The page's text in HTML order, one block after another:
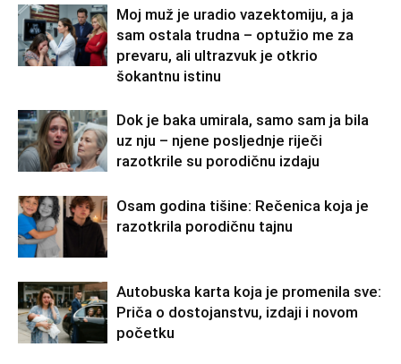
Moj muž je uradio vazektomiju, a ja
sam ostala trudna – optužio me za
prevaru, ali ultrazvuk je otkrio
šokantnu istinu
Dok je baka umirala, samo sam ja bila
uz nju – njene posljednje riječi
razotkrile su porodičnu izdaju
Osam godina tišine: Rečenica koja je
razotkrila porodičnu tajnu
Autobuska karta koja je promenila sve:
Priča o dostojanstvu, izdaji i novom
početku